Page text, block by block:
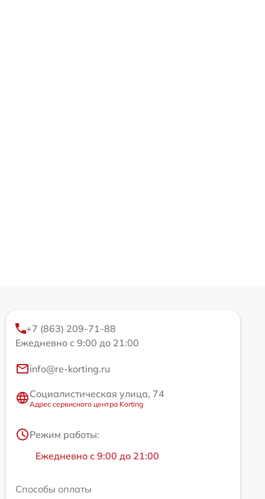
+7 (863) 209-71-88
Ежедневно с 9:00 до 21:00
info@re-korting.ru
Социалистическая улица, 74
Адрес сервисного центра Korting
Режим работы:
Ежедневно с 9:00 до 21:00
Способы оплаты